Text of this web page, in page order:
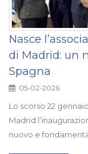
Nasce
di Madrid: un
Spagna
05-02-2026
Lo scorso 22
Madrid
nuovo e